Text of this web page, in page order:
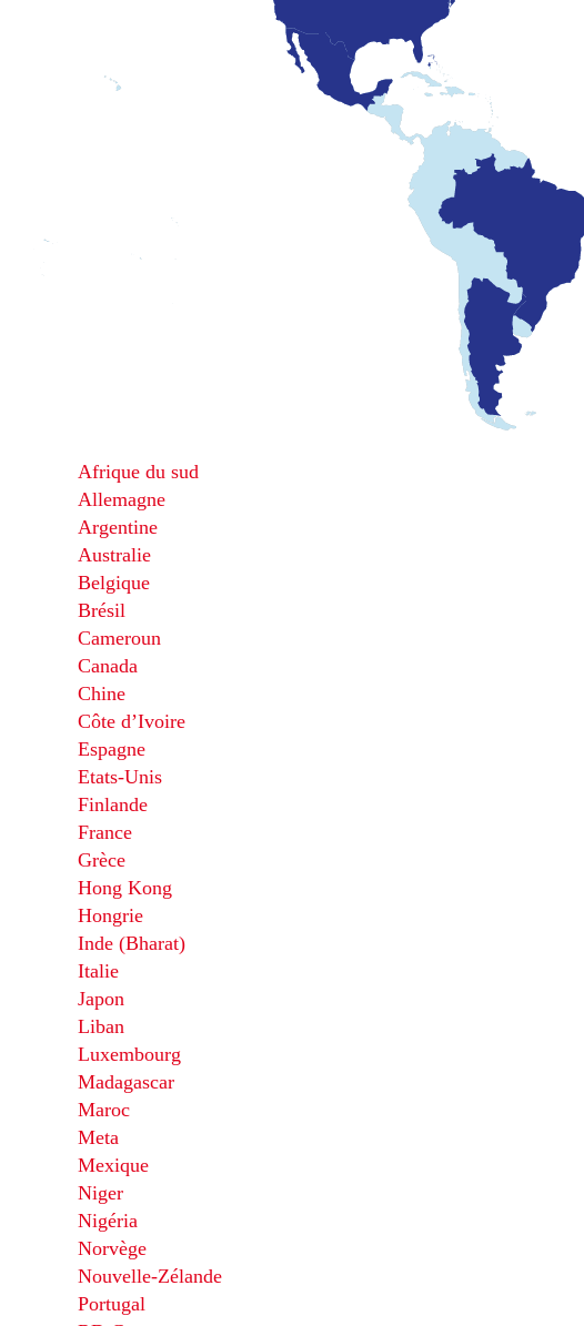
Afrique du sud
Allemagne
Argentine
Australie
Belgique
Brésil
Cameroun
Canada
Chine
Côte d’Ivoire
Espagne
Etats-Unis
Finlande
France
Grèce
Hong Kong
Hongrie
Inde (Bharat)
Italie
Japon
Liban
Luxembourg
Madagascar
Maroc
Meta
Mexique
Niger
Nigéria
Norvège
Nouvelle-Zélande
Portugal